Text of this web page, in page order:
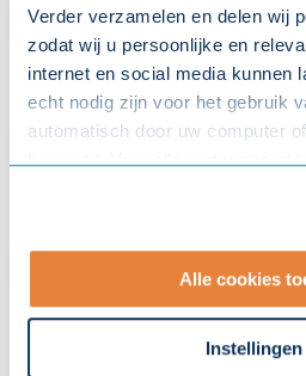
Verder verzamelen en delen wij
zodat wij u persoonlijke en
internet en social media kunnen
echt nodig zijn voor het gebruik
automatisch door uw computer
aanpassen. Met uw
- Lees hier onze
Alle cookies
Instellingen